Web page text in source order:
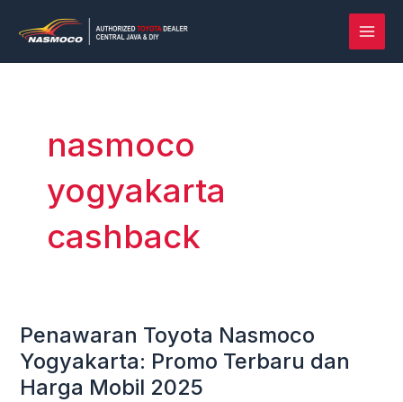
konten
nasmoco
yogyakarta
cashback
Penawaran Toyota Nasmoco
Yogyakarta: Promo Terbaru dan
Harga Mobil 2025
Penawaran
Toyota
Nasmoco